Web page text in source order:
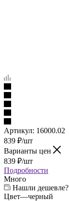
Артикул: 16000.02
839 ₽/шт
Варианты цен
839 ₽/шт
Подробности
Много
Нашли дешевле?
Цвет—черный